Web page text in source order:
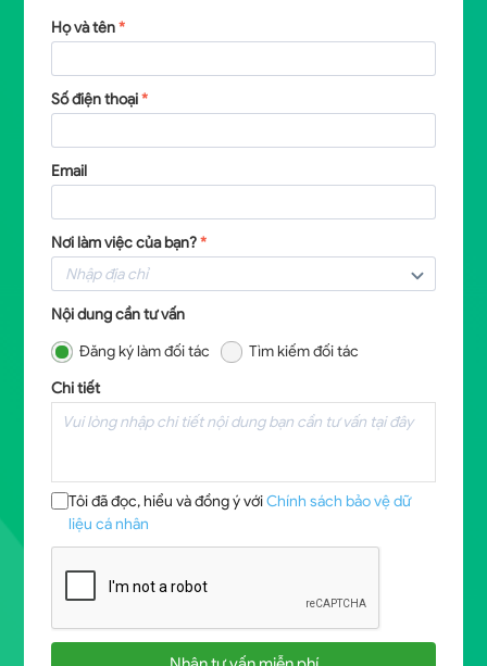
Họ và tên*
Số điện thoại*
Email
Nơi làm việc của bạn?*
Nội dung cần tư vấn
Đăng ký làm đối tác
Tìm kiếm đối tác
Chi tiết
Tôi đã đọc, hiểu và đồng ý vớiChính sách bảo vệ dữ
liệu cá nhân